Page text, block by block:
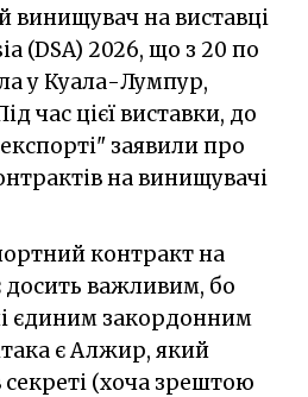
винищувач на виставці
(DSA) 2026, що з 20 по
у Куала-Лумпур,
час цієї виставки, до
заявили про
на винищувачі
контракт на
важливим, бо
єдиним закордонним
є Алжир, який
(хоча зрештою